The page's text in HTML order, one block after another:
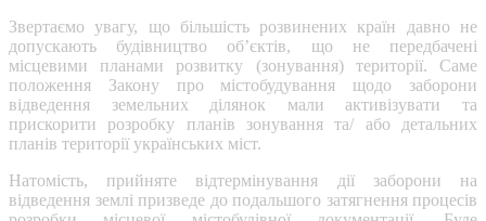
Звертаємо увагу, що більшість розвинених країн давно не
допускають будівництво об’єктів, що не передбачені
місцевими планами розвитку (зонування) території. Саме
положення Закону про містобудування щодо заборони
відведення земельних ділянок мали активізувати та
прискорити розробку планів зонування та/ або детальних
планів території українських міст.
Натомість, прийняте відтермінування дії заборони на
відведення землі призведе до подальшого затягнення процесів